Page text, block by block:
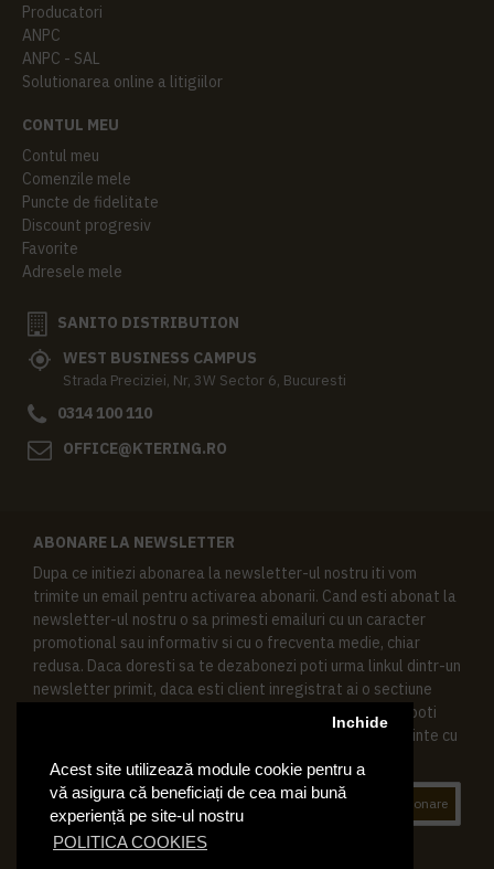
Acest site utilizează module cookie pentru a
vă asigura că beneficiați de cea mai bună
experiență pe site-ul nostru
POLITICA COOKIES
Inchide
Producatori
ANPC
ANPC - SAL
Solutionarea online a litigiilor
CONTUL MEU
Contul meu
Comenzile mele
Puncte de fidelitate
Discount progresiv
Favorite
Adresele mele
SANITO DISTRIBUTION
WEST BUSINESS CAMPUS
Strada Preciziei, Nr, 3W Sector 6, Bucuresti
0314 100 110
OFFICE@KTERING.RO
ABONARE LA NEWSLETTER
Dupa ce initiezi abonarea la newsletter-ul nostru iti vom
trimite un email pentru activarea abonarii. Cand esti abonat la
newsletter-ul nostru o sa primesti emailuri cu un caracter
promotional sau informativ si cu o frecventa medie, chiar
redusa. Daca doresti sa te dezabonezi poti urma linkul dintr-un
newsletter primit, daca esti client inregistrat ai o sectiune
speciala in contul tau in acest scop, si de asemenea ne poti
contacta oricand pe email pentru orice intrebari sau cerinte cu
Abonare